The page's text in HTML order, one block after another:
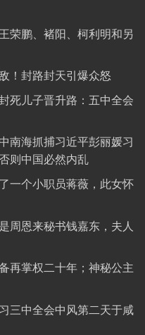
荣鹏、褚阳、柯利明和另
！封路封天引爆众怒
死儿子晋升路：五中全会
南海抓捕习近平彭丽媛习
则中国必然内乱
一个小职员蒋薇，此女怀
周恩来秘书钱嘉东，夫人
再掌权二十年；神秘公主
三中全会中风第二天于咸